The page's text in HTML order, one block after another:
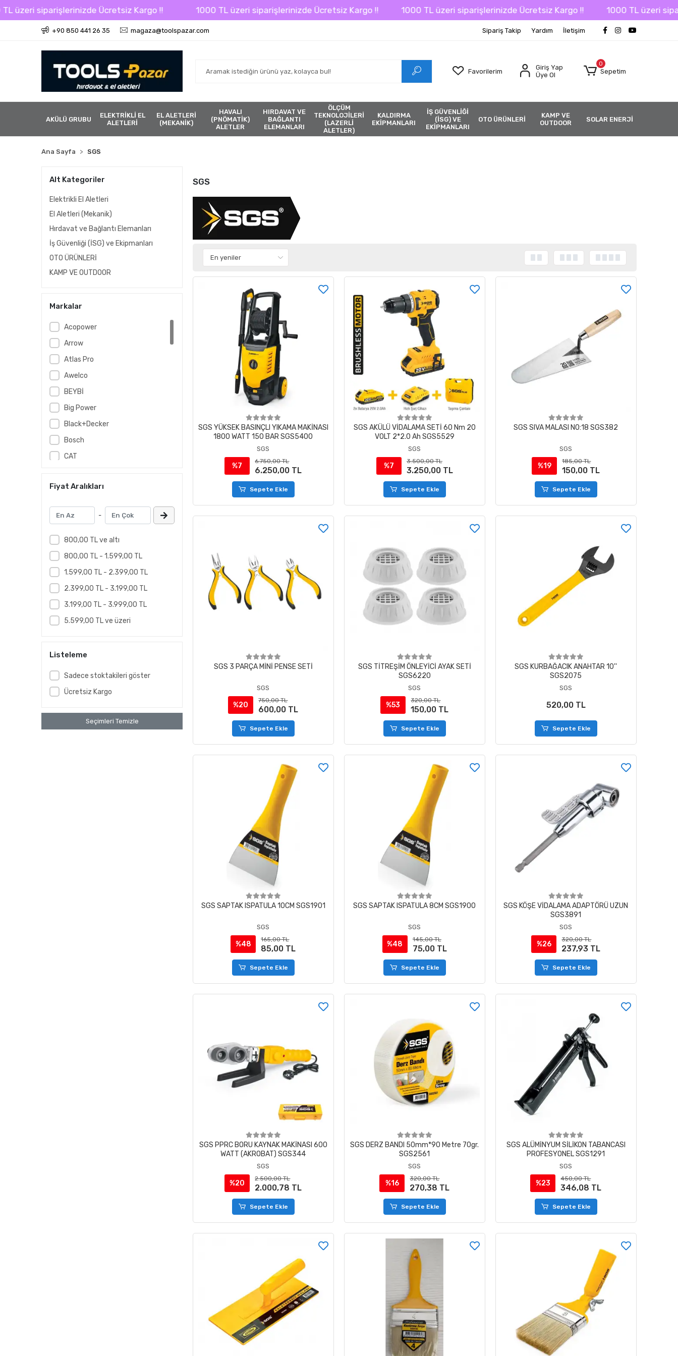
siparişlerinizde Ücretsiz Kargo !! 1000 TL üzeri siparişlerinizde Ücretsiz Kargo !! 1000 TL üzeri siparişlerinizde Ücretsiz Kargo !! 1000 TL üzeri
+90 850 441 26 35 magaza@toolspazar.com Sipariş Takip Yardım İletişim
Favorilerim
Giriş Yap
Üye Ol
0
Sepetim
AKÜLÜ GRUBU
ELEKTRİKLİ EL
ALETLERİ
EL ALETLERİ
(MEKANİK)
HAVALI
(PNÖMATİK)
ALETLER
HIRDAVAT VE
BAĞLANTI
ELEMANLARI
ÖLÇÜM
TEKNOLOJİLERİ
(LAZERLİ
ALETLER)
KALDIRMA
EKİPMANLARI
İŞ GÜVENLİĞİ
(İSG) VE
EKİPMANLARI
OTO ÜRÜNLERİ
KAMP VE
OUTDOOR
SOLAR ENERJİ
Ana Sayfa SGS
Alt Kategoriler
Elektrikli El Aletleri
El Aletleri (Mekanik)
Hırdavat ve Bağlantı Elemanları
İş Güvenliği (İSG) ve Ekipmanları
OTO ÜRÜNLERİ
KAMP VE OUTDOOR
Markalar
Acopower
Arrow
Atlas Pro
Awelco
BEYBİ
Big Power
Black+Decker
Bosch
CAT
Dewalt
Elta
Factor360
FİXED
Fusion
Grangos
Hiper
ICECO
INGCO
Kingston
Loctite
Lokithor
Fiyat Aralıkları
-
800,00 TL ve altı
800,00 TL - 1.599,00 TL
1.599,00 TL - 2.399,00 TL
2.399,00 TL - 3.199,00 TL
3.199,00 TL - 3.999,00 TL
5.599,00 TL ve üzeri
Listeleme
Sadece stoktakileri göster
Ücretsiz Kargo
Seçimleri Temizle
SGS
SGS YÜKSEK BASINÇLI YIKAMA MAKİNASI
1800 WATT 150 BAR SGS5400
SGS
%7
6.750,00 TL
6.250,00 TL
Sepete Ekle
SGS AKÜLÜ VİDALAMA SETİ 60 Nm 20
VOLT 2*2.0 Ah SGS5529
SGS
%7
3.500,00 TL
3.250,00 TL
Sepete Ekle
SGS SIVA MALASI NO:18 SGS382
SGS
%19
185,00 TL
150,00 TL
Sepete Ekle
SGS 3 PARÇA MİNİ PENSE SETİ
SGS
%20
750,00 TL
600,00 TL
Sepete Ekle
SGS TİTREŞİM ÖNLEYİCİ AYAK SETİ
SGS6220
SGS
%53
320,00 TL
150,00 TL
Sepete Ekle
SGS KURBAĞACIK ANAHTAR 10''
SGS2075
SGS
520,00 TL
Sepete Ekle
SGS SAPTAK ISPATULA 10CM SGS1901
SGS
%48
165,00 TL
85,00 TL
Sepete Ekle
SGS SAPTAK ISPATULA 8CM SGS1900
SGS
%48
145,00 TL
75,00 TL
Sepete Ekle
SGS KÖŞE VİDALAMA ADAPTÖRÜ UZUN
SGS3891
SGS
%26
320,00 TL
237,93 TL
Sepete Ekle
SGS PPRC BORU KAYNAK MAKİNASI 600
WATT (AKROBAT) SGS344
SGS
%20
2.500,00 TL
2.000,78 TL
Sepete Ekle
SGS DERZ BANDI 50mm*90 Metre 70gr.
SGS2561
SGS
%16
320,00 TL
270,38 TL
Sepete Ekle
SGS ALÜMİNYUM SİLİKON TABANCASI
PROFESYONEL SGS1291
SGS
%23
450,00 TL
346,08 TL
Sepete Ekle